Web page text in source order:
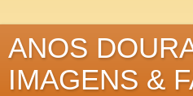
ANOS
IMAGENS &